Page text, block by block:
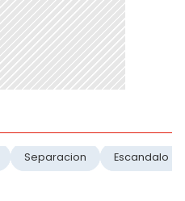
Separacion Escandalo